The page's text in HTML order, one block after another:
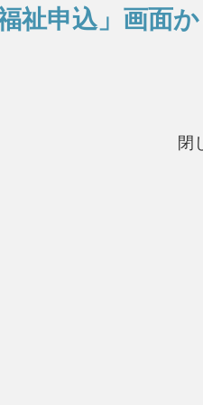
祉申込」画面
閉